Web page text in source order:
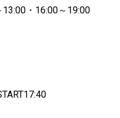
・16:00～19:00